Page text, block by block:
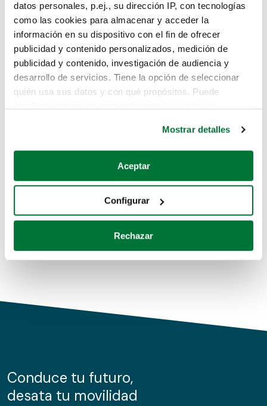
datos personales, p.ej., su dirección IP, con tecnologías
como las cookies para almacenar y acceder la
información en su dispositivo con el fin de ofrecer
publicidad y contenido personalizados, medición de
publicidad y contenido, investigación de audiencia y
desarrollo de servicios. Tiene la opción de seleccionar
quién usa sus datos y con qué propósitos. Puede
Si lo permite, también quisiéramos:
Recopilar información sobre su ubicación geográfica
Identificar su dispositivo analizándolo activamente
para buscar características específicas (huellas
Obtenga más información sobre cómo se procesan sus
de cookies.
información sobre el uso que haga del sitio web con
nuestros partners de redes sociales, publicidad y análisis
Mostrar detalles
Aceptar
Configurar
Rechazar
Lo sentimos, no sabemos como
te hemos traido hasta aquí.
Pero puedes encontrar el coche que estás
buscando en alguno de estos enlaces:
Coches de segunda mano
Coches de km0
Conduce tu futuro,
desata tu movilidad